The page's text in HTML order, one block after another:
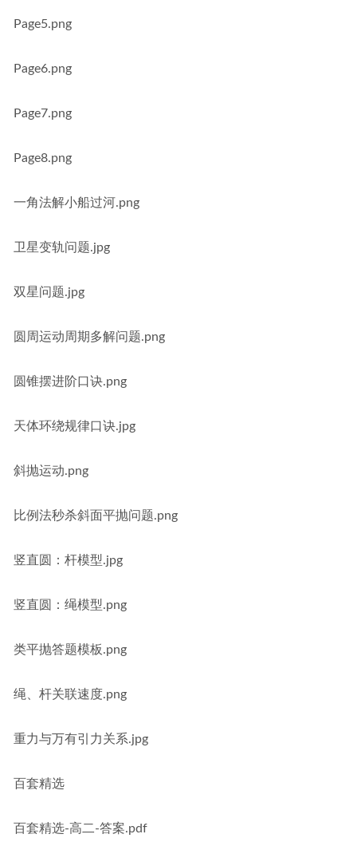
Page5.png
Page6.png
Page7.png
Page8.png
一角法解小船过河.png
卫星变轨问题.jpg
双星问题.jpg
圆周运动周期多解问题.png
圆锥摆进阶口诀.png
天体环绕规律口诀.jpg
斜抛运动.png
比例法秒杀斜面平抛问题.png
竖直圆：杆模型.jpg
竖直圆：绳模型.png
类平抛答题模板.png
绳、杆关联速度.png
重力与万有引力关系.jpg
百套精选
百套精选-高二-答案.pdf